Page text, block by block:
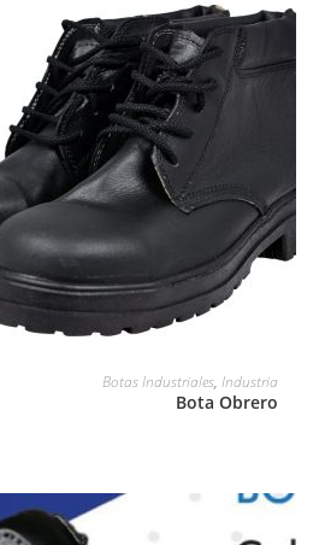
Botas Industriales,Industria
Bota Obrero